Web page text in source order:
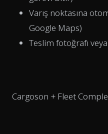
Varış noktasına
Google Maps)
Teslim fotoğrafı
Cargoson + Fleet